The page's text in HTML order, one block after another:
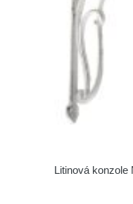
Litinová konzole